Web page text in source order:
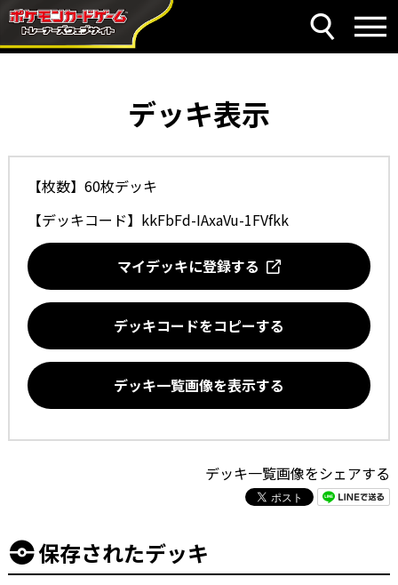
デッキ表示
【枚数】60枚デッキ
【デッキコード】 kkFbFd-IAxaVu-1FVfkk
マイデッキに登録する
デッキコードをコピーする
デッキ一覧画像を表示する
デッキ一覧画像をシェアする
保存されたデッキ